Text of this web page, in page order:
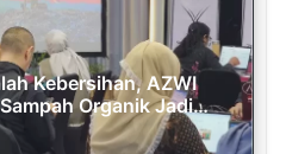
Kebersihan, AZWI
Organik Jadi